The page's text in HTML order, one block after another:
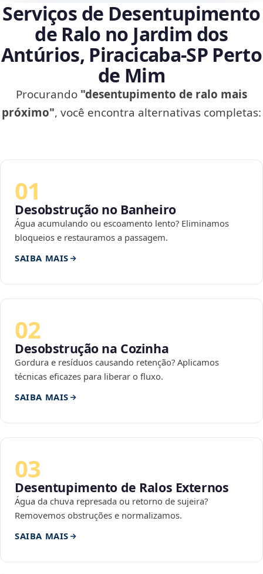
Serviços de Desentupimento
de Ralo no Jardim dos
Antúrios, Piracicaba‑SP Perto
de Mim
Procurando "desentupimento de ralo mais
próximo", você encontra alternativas completas:
01
Desobstrução no Banheiro
Água acumulando ou escoamento lento? Eliminamos
bloqueios e restauramos a passagem.
SAIBA MAIS
02
Desobstrução na Cozinha
Gordura e resíduos causando retenção? Aplicamos
técnicas eficazes para liberar o fluxo.
SAIBA MAIS
03
Desentupimento de Ralos Externos
Água da chuva represada ou retorno de sujeira?
Removemos obstruções e normalizamos.
SAIBA MAIS